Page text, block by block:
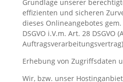
Grundlage unserer
effizienten und sicheren
dieses Onlineangebotes
DSGVO i.V.m. Art. 28 DSGVO
Erhebung von Zugriffsdaten
Wir, bzw. unser